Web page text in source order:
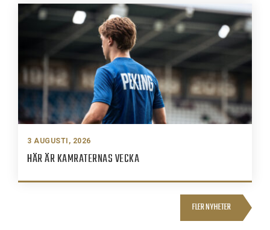
3 AUGUSTI, 2026
HÄR ÄR KAMRATERNAS VECKA
FLER NYHETER